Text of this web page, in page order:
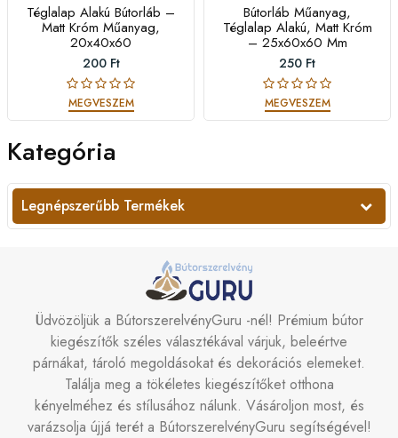
Téglalap Alakú Bútorláb –
Matt Króm Műanyag,
20x40x60
200 Ft
MEGVESZEM
Bútorláb Műanyag,
Téglalap Alakú, Matt Króm
– 25x60x60 Mm
250 Ft
MEGVESZEM
Kategória
Legnépszerűbb Termékek
Üdvözöljük a BútorszerelvényGuru -nél! Prémium bútor
kiegészítők széles választékával várjuk, beleértve
párnákat, tároló megoldásokat és dekorációs elemeket.
Találja meg a tökéletes kiegészítőket otthona
kényelméhez és stílusához nálunk. Vásároljon most, és
varázsolja újjá terét a BútorszerelvényGuru segítségével!